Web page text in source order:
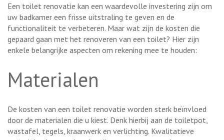
Een toilet renovatie kan een waardevolle investering zijn om
uw badkamer een frisse uitstraling te geven en de
functionaliteit te verbeteren. Maar wat zijn de kosten die
gepaard gaan met het renoveren van een toilet? Hier zijn
enkele belangrijke aspecten om rekening mee te houden:
Materialen
De kosten van een toilet renovatie worden sterk beïnvloed
door de materialen die u kiest. Denk hierbij aan de toiletpot,
wastafel, tegels, kraanwerk en verlichting. Kwalitatieve